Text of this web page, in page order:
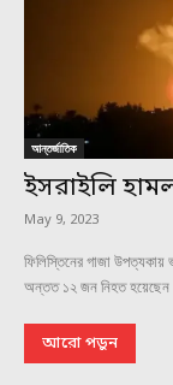
আন্তর্জাতিক
ইসরাইলি
May 9, 2023
ফিলিস্তিনের গাজা
অন্তত ১২ জন নিহত হয়েছেন।
আরো পড়ুন